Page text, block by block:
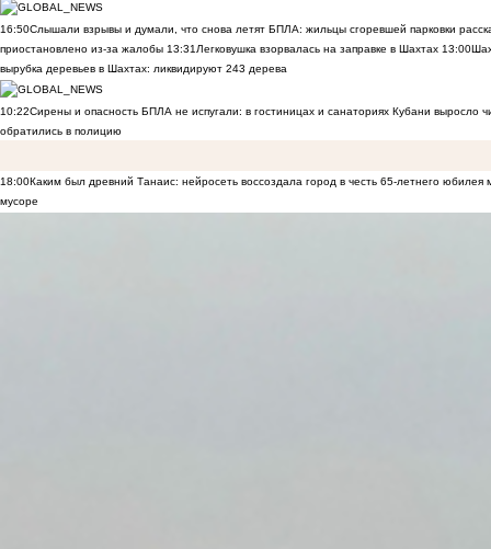
16:50Слышали взрывы и думали, что снова летят БПЛА: жильцы сгоревшей парковки
приостановлено из-за жалобы 13:31Легковушка взорвалась на заправке в Шахтах 13:00
вырубка деревьев в Шахтах: ликвидируют 243 дерева
10:22Сирены и опасность БПЛА не испугали: в гостиницах и санаториях Кубани выросло
обратились в полицию
18:00Каким был древний Танаис: нейросеть воссоздала город в честь 65-летнего юбилея
мусоре